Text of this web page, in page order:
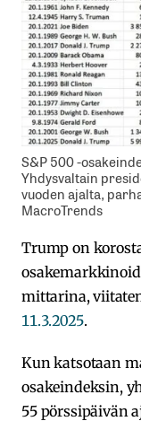
S&P 500 -
Yhdysvaltain
vuoden ajalta,
MacroTrends
Trump on
mittarina,
11.3.2025.
Kun katsotaan
osakeindeksin,
55 pörssipäivän